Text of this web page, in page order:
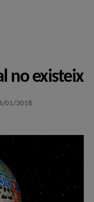
no existeix
01/2018